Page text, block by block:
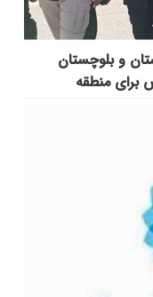
و بلوچستان
برای منطقه